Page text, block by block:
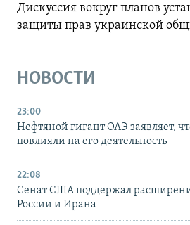
Дискуссия вокруг планов
защиты прав украинской
НОВОСТИ
23:00
Нефтяной гигант ОАЭ заявляет,
повлияли на его деятельность
22:08
Сенат США поддержал
России и Ирана